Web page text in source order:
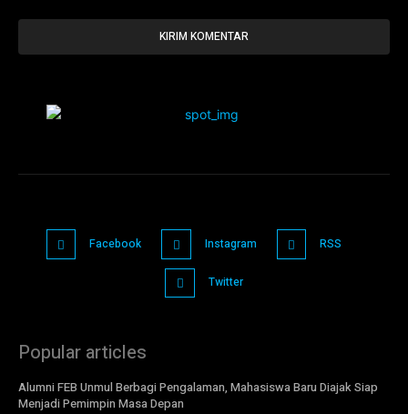
Facebook Instagram RSS
Twitter
Popular articles
Alumni FEB Unmul Berbagi Pengalaman, Mahasiswa Baru Diajak Siap
Menjadi Pemimpin Masa Depan